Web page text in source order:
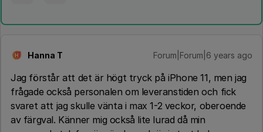
H Hanna T Forum|Forum|6 years ago
Jag förstår att det är högt tryck på iPhone 11, men jag
frågade också personalen om leveranstiden och fick
svaret att jag skulle vänta i max 1-2 veckor, oberoende
av färgval. Känner mig också lite lurad då min